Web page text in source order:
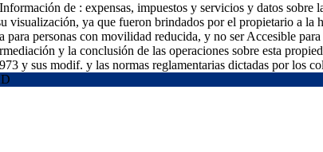
de : expensas, impuestos y servicios y datos
visualización, ya que fueron brindados por el propietario a
para personas con movilidad reducida, y no ser Accesible
y la conclusión de las operaciones sobre esta
y sus modif. y las normas reglamentarias dictadas por los